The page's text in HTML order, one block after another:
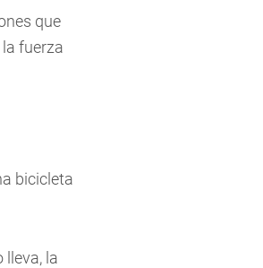
que
fuerza
bicicleta
lleva, la